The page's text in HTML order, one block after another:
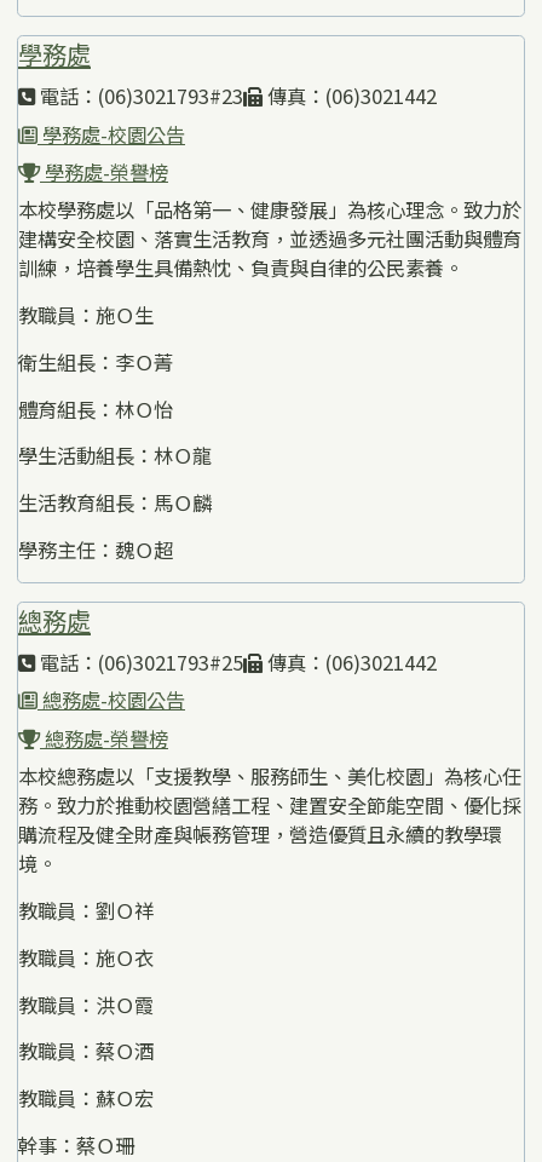
學務處
電話：(06)3021793#23
傳真：(06)3021442
學務處-校園公告
學務處-榮譽榜
本校學務處以「品格第一、健康發展」為核心理念。致力於
建構安全校園、落實生活教育，並透過多元社團活動與體育
訓練，培養學生具備熱忱、負責與自律的公民素養。
教職員：施Ｏ生
衛生組長：李Ｏ菁
體育組長：林Ｏ怡
學生活動組長：林Ｏ龍
生活教育組長：馬Ｏ麟
學務主任：魏Ｏ超
總務處
電話：(06)3021793#25
傳真：(06)3021442
總務處-校園公告
總務處-榮譽榜
本校總務處以「支援教學、服務師生、美化校園」為核心任
務。致力於推動校園營繕工程、建置安全節能空間、優化採
購流程及健全財產與帳務管理，營造優質且永續的教學環
境。
教職員：劉Ｏ祥
教職員：施Ｏ衣
教職員：洪Ｏ霞
教職員：蔡Ｏ酒
教職員：蘇Ｏ宏
幹事：蔡Ｏ珊